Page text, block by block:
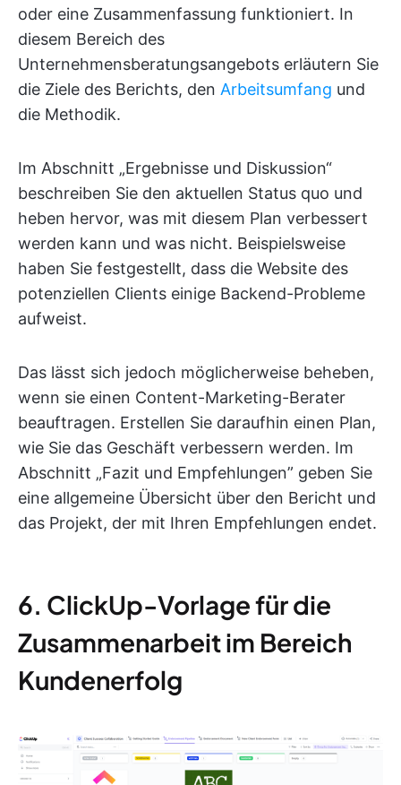
oder eine Zusammenfassung funktioniert. In
diesem Bereich des
Unternehmensberatungsangebots erläutern Sie
die Ziele des Berichts, den Arbeitsumfang und
die Methodik.
Im Abschnitt „Ergebnisse und Diskussion“
beschreiben Sie den aktuellen Status quo und
heben hervor, was mit diesem Plan verbessert
werden kann und was nicht. Beispielsweise
haben Sie festgestellt, dass die Website des
potenziellen Clients einige Backend-Probleme
aufweist.
Das lässt sich jedoch möglicherweise beheben,
wenn sie einen Content-Marketing-Berater
beauftragen. Erstellen Sie daraufhin einen Plan,
wie Sie das Geschäft verbessern werden. Im
Abschnitt „Fazit und Empfehlungen” geben Sie
eine allgemeine Übersicht über den Bericht und
das Projekt, der mit Ihren Empfehlungen endet.
6. ClickUp-Vorlage für die
Zusammenarbeit im Bereich
Kundenerfolg